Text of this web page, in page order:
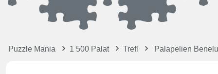
Puzzle Mania 1 500 Palat Trefl Palapelien